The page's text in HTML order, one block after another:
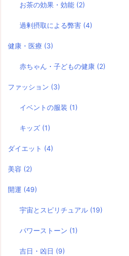
お茶の効果・効能 (2)
過剰摂取による弊害 (4)
健康・医療 (3)
赤ちゃん・子どもの健康 (2)
ファッション (3)
イベントの服装 (1)
キッズ (1)
ダイエット (4)
美容 (2)
開運 (49)
宇宙とスピリチュアル (19)
パワーストーン (1)
吉日・凶日 (9)